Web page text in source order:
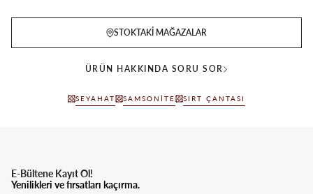
STOKTAKI MAĞAZALAR
ÜRÜN HAKKINDA SORU SOR
SEYAHAT SAMSONITE SIRT ÇANTASI
E-Bültene Kayıt Ol!
Yenilikleri ve fırsatları kaçırma.